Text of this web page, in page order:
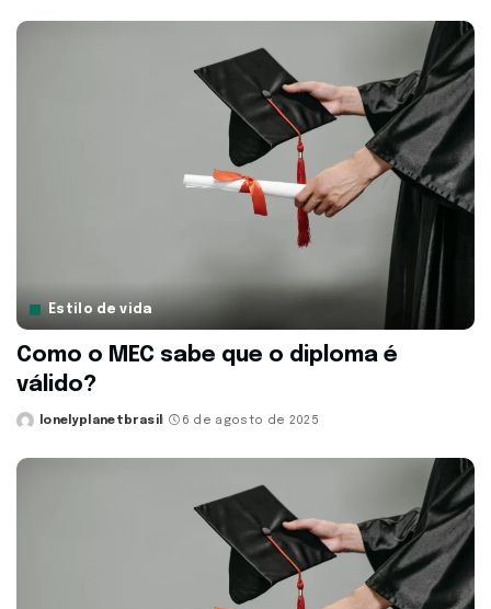
Estilo de vida
Como o MEC sabe que o diploma é
válido?
Posted
lonelyplanetbrasil 6 de agosto de 2025